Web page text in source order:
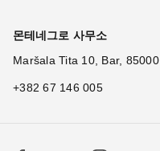
몬테네그로 사무소
Maršala Tita 10, Bar, 85000
+382 67 146 005